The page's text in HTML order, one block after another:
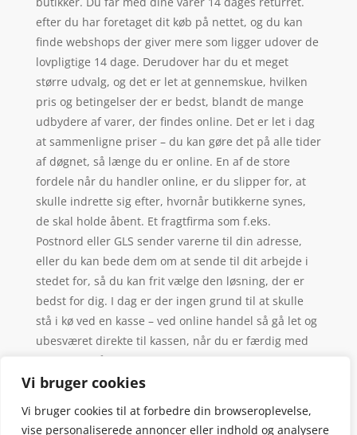
Vi bruger cookies
Vi bruger cookies til at forbedre din browseroplevelse,
vise personaliserede annoncer eller indhold og analysere
efter du har foretaget dit køb på nettet, og du kan
finde webshops der giver mere som ligger udover de
lovpligtige 14 dage. Derudover har du et meget
større udvalg, og det er let at gennemskue, hvilken
pris og betingelser der er bedst, blandt de mange
udbydere af varer, der findes online. Det er let i dag
at sammenligne priser – du kan gøre det på alle tider
af døgnet, så længe du er online. En af de store
fordele når du handler online, er du slipper for, at
skulle indrette sig efter, hvornår butikkerne synes,
de skal holde åbent. Et fragtfirma som f.eks.
Postnord eller GLS sender varerne til din adresse,
eller du kan bede dem om at sende til dit arbejde i
stedet for, så du kan frit vælge den løsning, der er
bedst for dig. I dag er der ingen grund til at skulle
stå i kø ved en kasse – ved online handel så gå let og
ubesværet direkte til kassen, når du er færdig med
at handle, så det er slut med at blive irriteret over
langsomme mennesker i køen.